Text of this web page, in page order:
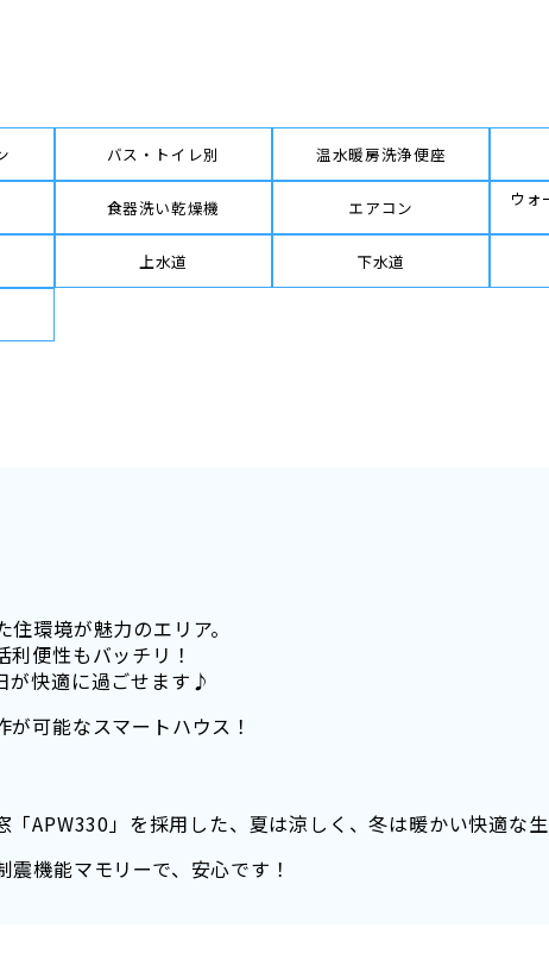
バス・トイレ別 温水暖房洗浄便座
食器洗い乾燥機 エアコン ウォ
上水道 下水道
環境が魅力のエリア。
便性もバッチリ！
が快適に過ごせます♪
可能なスマートハウス！
APW330」を採用した、夏は涼しく、冬は暖かい快適な
機能マモリーで、安心です！